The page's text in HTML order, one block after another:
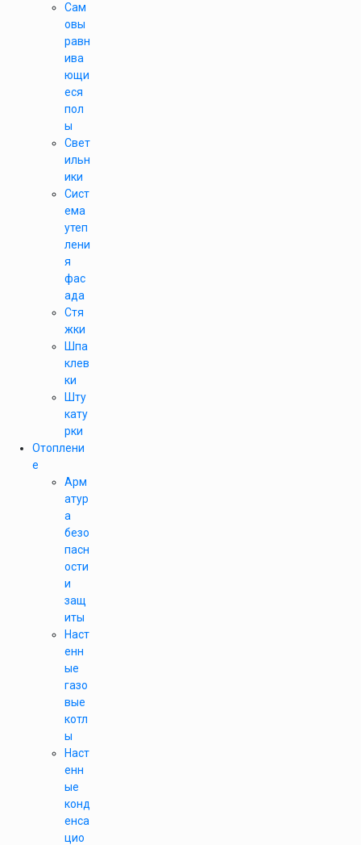
Сам
овы
равн
ива
ющи
еся
пол
ы
Свет
ильн
ики
Сист
ема
утеп
лени
я
фас
ада
Стя
жки
Шпа
клев
ки
Шту
кату
рки
Отоплени
е
Арм
атур
а
безо
пасн
ости
и
защ
иты
Наст
енн
ые
газо
вые
котл
ы
Наст
енн
ые
конд
енса
цио